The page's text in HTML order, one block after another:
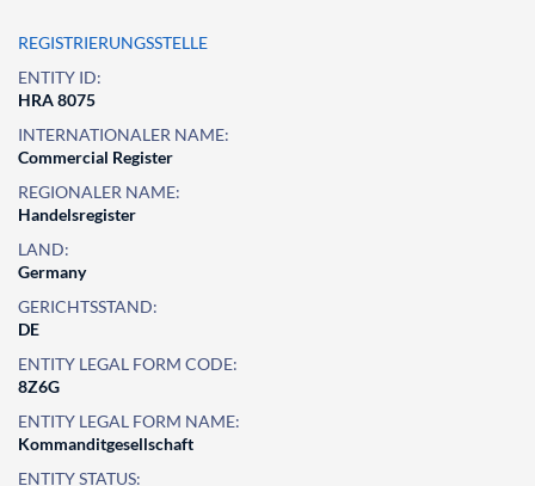
REGISTRIERUNGSSTELLE
ENTITY ID:
HRA 8075
INTERNATIONALER NAME:
Commercial Register
REGIONALER NAME:
Handelsregister
LAND:
Germany
GERICHTSSTAND:
DE
ENTITY LEGAL FORM CODE:
8Z6G
ENTITY LEGAL FORM NAME:
Kommanditgesellschaft
ENTITY STATUS: